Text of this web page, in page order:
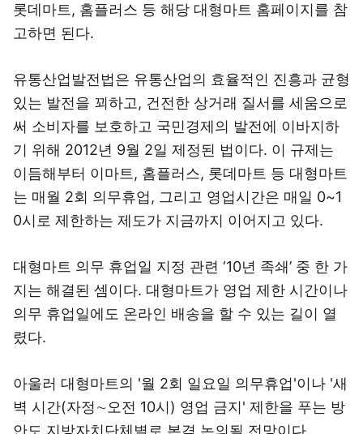
롯데마트, 홈플러스 등 해당 대형마트 홈페이지를 참
고하면 된다.
유통산업발전법은 유통산업의 효율적인 진흥과 균형
있는 발전을 꾀하고, 건전한 상거래 질서를 세움으로
써 소비자를 보호하고 국민경제의 발전에 이바지하
기 위해 2012년 9월 2일 제정된 법이다. 이 규제는
이듬해부터 이마트, 홈플러스, 롯데마트 등 대형마트
는 매월 2회 의무휴업, 그리고 영업시간은 매일 0~1
0시로 제한하는 제도가 지금까지 이어지고 있다.
대형마트 의무 휴업일 지정 관련 ‘10년 족쇄’ 중 한 가
지는 해결된 셈이다. 대형마트가 영업 제한 시간이나
의무 휴업일에도 온라인 배송을 할 수 있는 길이 열
렸다.
아울러 대형마트의 '월 2회 일요일 의무휴업'이나 '새
벽 시간(자정∼오전 10시) 영업 금지' 제한을 푸는 방
안도 지방자치단체별로 본격 논의될 전망이다.